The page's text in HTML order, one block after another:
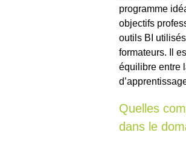
programme
objectifs
outils BI
formateurs. Il
équilibre entre
Quelles
dans le